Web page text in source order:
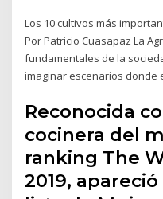
Los 10 cultivos más
Por Patricio Cuasapaz La
fundamentales de la
imaginar escenarios donde
Reconocida
cocinera del
ranking The
2019,